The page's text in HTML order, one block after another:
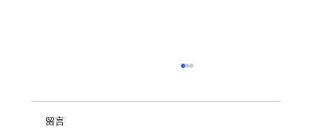
留言